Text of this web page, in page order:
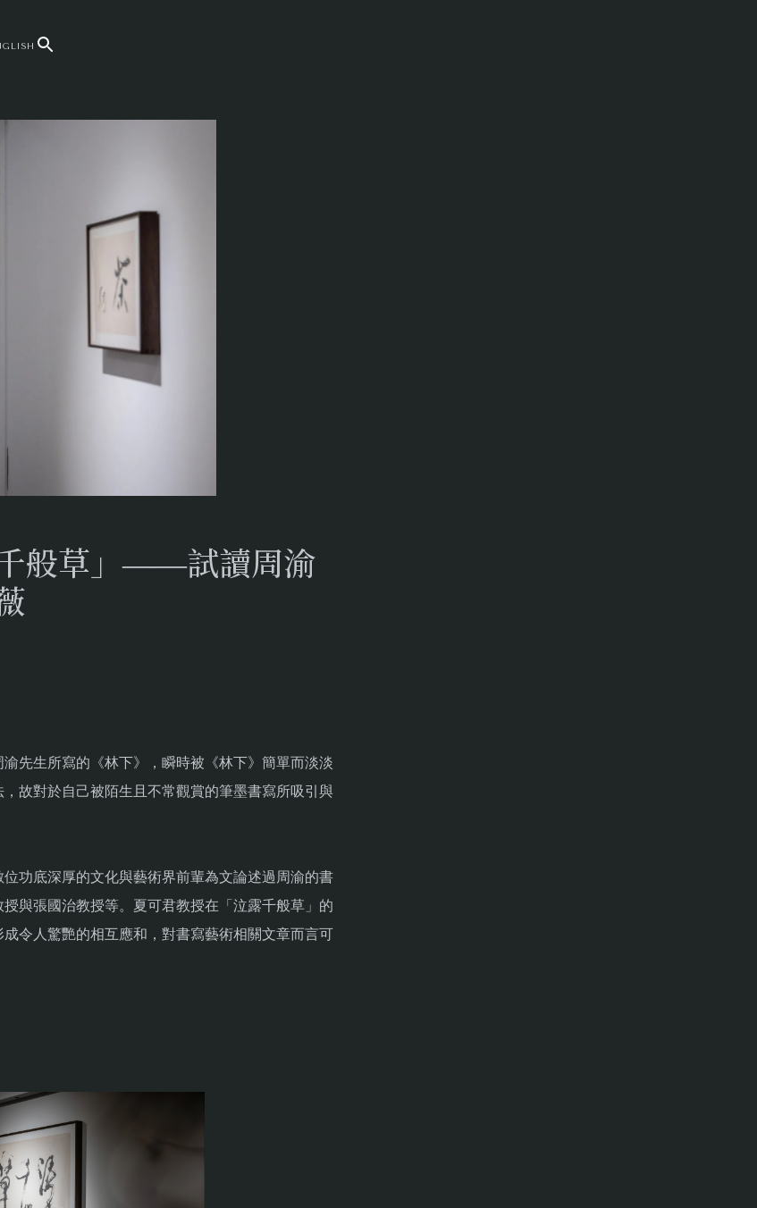
般草」——試讀周渝
先生所寫的《林下》，瞬時被《林下》簡單而淡淡
故對於自己被陌生且不常觀賞的筆墨書寫所吸引與
功底深厚的文化與藝術界前輩為文論述過周渝的書
與張國治教授等。夏可君教授在「泣露千般草」的
令人驚艷的相互應和，對書寫藝術相關文章而言可